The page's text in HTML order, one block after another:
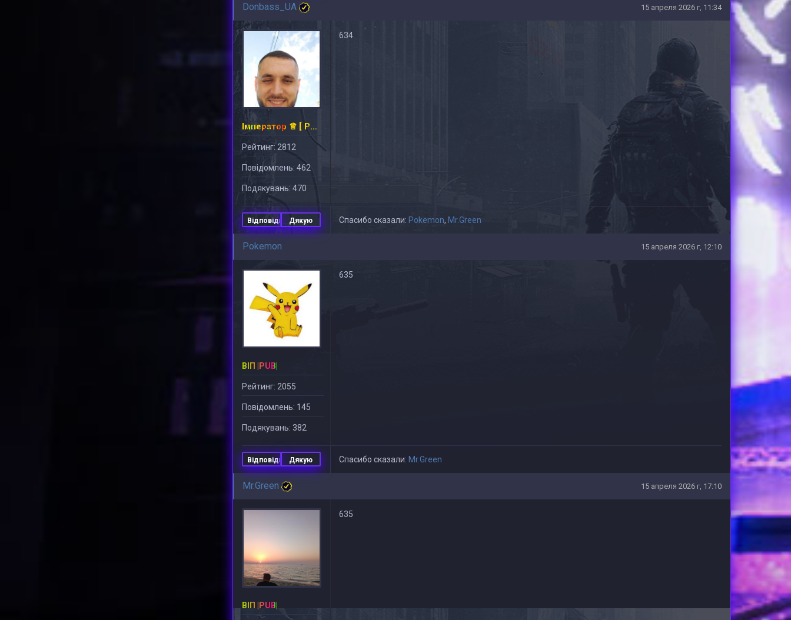
Donbass_UA 15 апреля 2026 г, 11:34
Імператор ♕ [ PUB ]
Рейтинг: 2812
Повідомлень: 462
Подякувань: 470
634
Відповідь Дякую Спасибо сказали: Pokemon, Mr.Green
Pokemon 15 апреля 2026 г, 12:10
ВІП |PUB|
Рейтинг: 2055
Повідомлень: 145
Подякувань: 382
635
Відповідь Дякую Спасибо сказали: Mr.Green
Mr.Green 15 апреля 2026 г, 17:10
ВІП |PUB|
635